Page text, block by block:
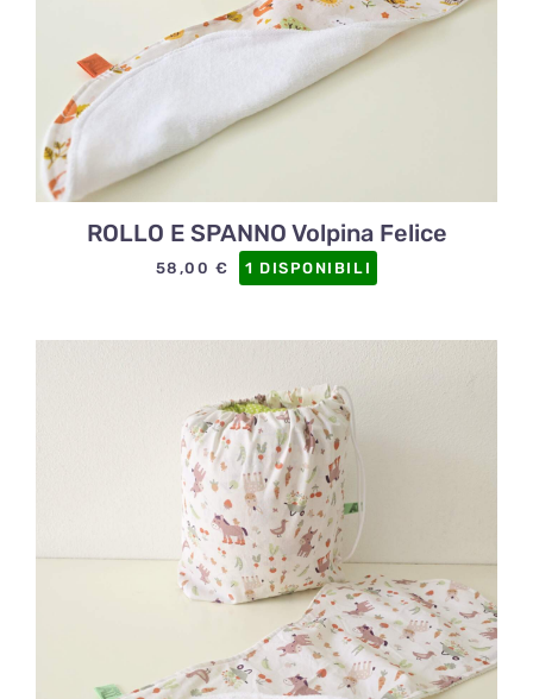
ROLLO E SPANNO Volpina Felice
58,00€ 1 DISPONIBILI